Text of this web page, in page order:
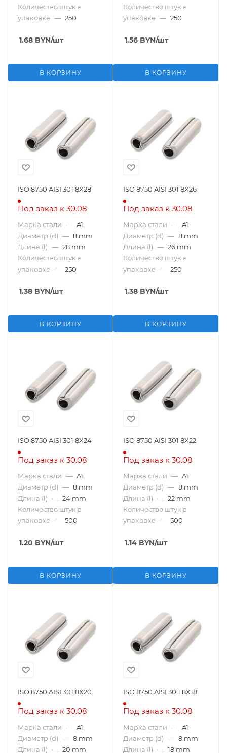
Количество штук в
упаковке — 250
1.68 BYN/шт
В КОРЗИНУ
Количество штук в
упаковке — 250
1.56 BYN/шт
В КОРЗИНУ
ISO 8750 AISI 301 8X28
Под заказ к 30.08
Марка стали — A1
Диаметр (d) — 8 mm
Длина (l) — 28 mm
Количество штук в
упаковке — 250
1.38 BYN/шт
В КОРЗИНУ
ISO 8750 AISI 301 8X26
Под заказ к 30.08
Марка стали — A1
Диаметр (d) — 8 mm
Длина (l) — 26 mm
Количество штук в
упаковке — 250
1.38 BYN/шт
В КОРЗИНУ
ISO 8750 AISI 301 8X24
Под заказ к 30.08
Марка стали — A1
Диаметр (d) — 8 mm
Длина (l) — 24 mm
Количество штук в
упаковке — 500
1.20 BYN/шт
В КОРЗИНУ
ISO 8750 AISI 301 8X22
Под заказ к 30.08
Марка стали — A1
Диаметр (d) — 8 mm
Длина (l) — 22 mm
Количество штук в
упаковке — 500
1.14 BYN/шт
В КОРЗИНУ
ISO 8750 AISI 301 8X20
Под заказ к 30.08
Марка стали — A1
Диаметр (d) — 8 mm
Длина (l) — 20 mm
ISO 8750 AISI 30 1 8X18
Под заказ к 30.08
Марка стали — A1
Диаметр (d) — 8 mm
Длина (l) — 18 mm